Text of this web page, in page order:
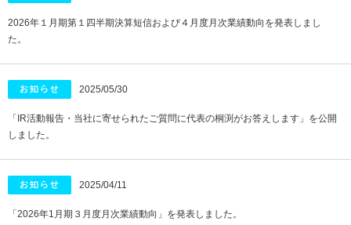
2026年１月期第１四半期決算短信および４月度月次業績動向を発表しまし
た。
2025/05/30
「IR活動報告・当社に寄せられたご質問に代表の桐渕がお答えします」を公開
しました。
2025/04/11
「2026年1月期３月度月次業績動向」を発表しました。